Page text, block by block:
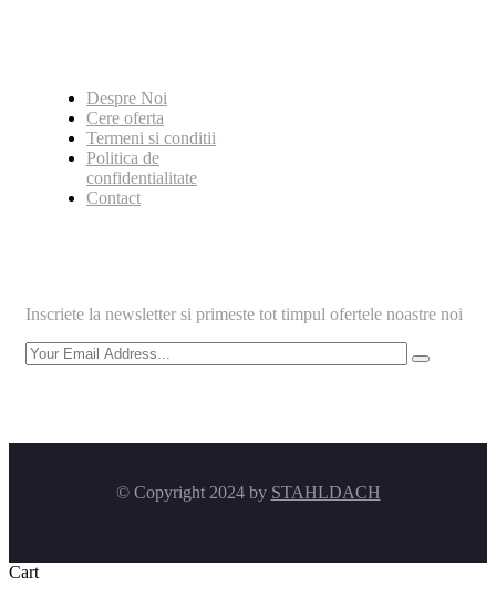
Despre Noi
Cere oferta
Termeni si conditii
Politica de
confidentialitate
Contact
Inscriete la newsletter si primeste tot timpul ofertele noastre noi
© Copyright 2024 by STAHLDACH
Cart